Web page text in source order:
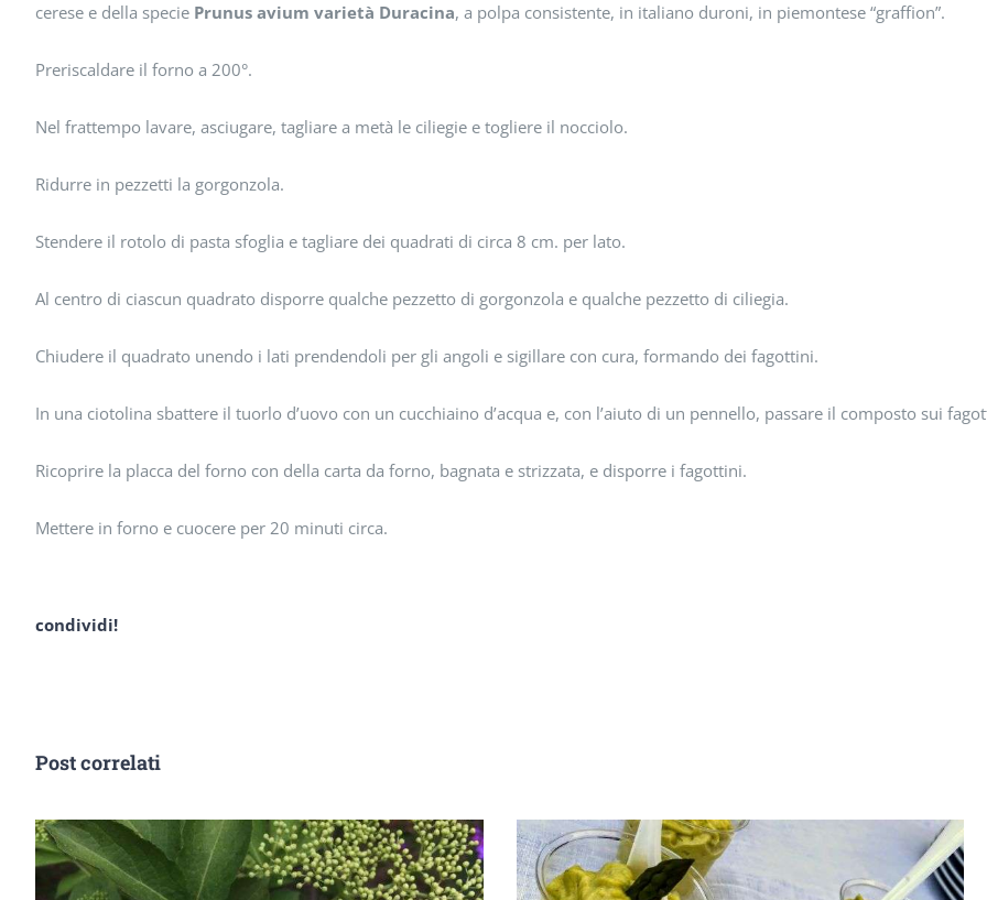
cerese e della specie Prunus avium varietà Duracina, a polpa consistente, in italiano duroni, in piemontese “graffion”.
Preriscaldare il forno a 200°.
Nel frattempo lavare, asciugare, tagliare a metà le ciliegie e togliere il nocciolo.
Ridurre in pezzetti la gorgonzola.
Stendere il rotolo di pasta sfoglia e tagliare dei quadrati di circa 8 cm. per lato.
Al centro di ciascun quadrato disporre qualche pezzetto di gorgonzola e qualche pezzetto di ciliegia.
Chiudere il quadrato unendo i lati prendendoli per gli angoli e sigillare con cura, formando dei fagottini.
In una ciotolina sbattere il tuorlo d’uovo con un cucchiaino d’acqua e, con l’aiuto di un pennello, passare il composto sui
Ricoprire la placca del forno con della carta da forno, bagnata e strizzata, e disporre i fagottini.
Mettere in forno e cuocere per 20 minuti circa.
condividi!
Post correlati